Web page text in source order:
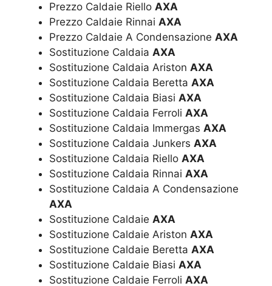
Prezzo Caldaie Riello AXA
Prezzo Caldaie Rinnai AXA
Prezzo Caldaie A Condensazione AXA
Sostituzione Caldaia AXA
Sostituzione Caldaia Ariston AXA
Sostituzione Caldaia Beretta AXA
Sostituzione Caldaia Biasi AXA
Sostituzione Caldaia Ferroli AXA
Sostituzione Caldaia Immergas AXA
Sostituzione Caldaia Junkers AXA
Sostituzione Caldaia Riello AXA
Sostituzione Caldaia Rinnai AXA
Sostituzione Caldaia A Condensazione
AXA
Sostituzione Caldaie AXA
Sostituzione Caldaie Ariston AXA
Sostituzione Caldaie Beretta AXA
Sostituzione Caldaie Biasi AXA
Sostituzione Caldaie Ferroli AXA